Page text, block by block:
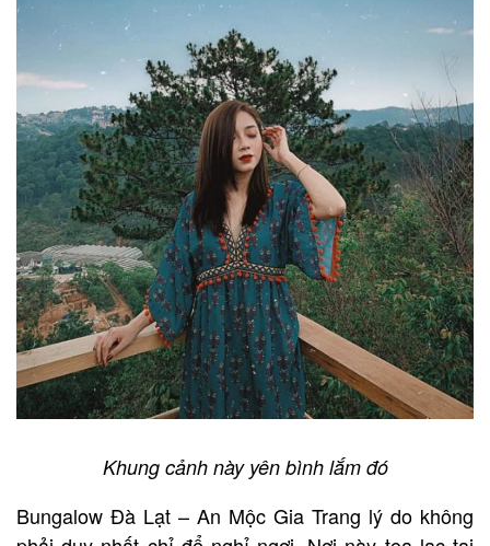
Khung cảnh này yên bình lắm đó
Bungalow Đà Lạt – An Mộc Gia Trang lý do không